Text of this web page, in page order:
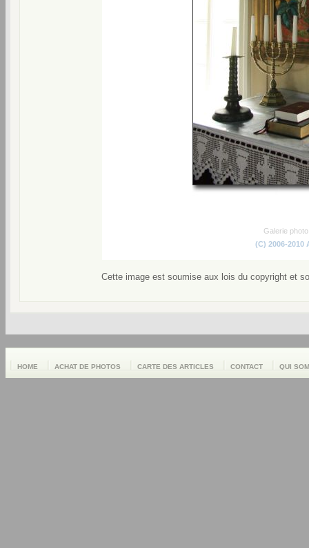
Galerie
(C) 2006-2010
Cette image est soumise aux lois du copyright et
HOME ACHAT DE PHOTOS CARTE DES ARTICLES CONTACT QUI